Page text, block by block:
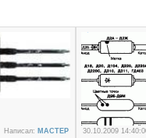
Написал: MACTEP 30.10.2009